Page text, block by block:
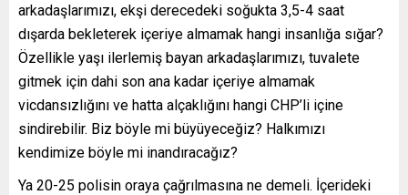
arkadaşlarımızı, ekşi derecedeki soğukta 3,5-4 saat
dışarda bekleterek içeriye almamak hangi insanlığa sığar?
Özellikle yaşı ilerlemiş bayan arkadaşlarımızı, tuvalete
gitmek için dahi son ana kadar içeriye almamak
vicdansızlığını ve hatta alçaklığını hangi CHP’li içine
sindirebilir. Biz böyle mi büyüyeceğiz? Halkımızı
kendimize böyle mi inandıracağız?
Ya 20-25 polisin oraya çağrılmasına ne demeli. İçerideki